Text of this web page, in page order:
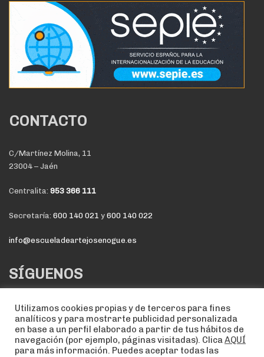
CONTACTO
C/Martínez Molina, 11
23004 – Jaén
Centralita: 953 366 111
Secretaría: 600 140 021 y 600 140 022
info@escueladeartejosenogue.es
SÍGUENOS
Utilizamos cookies propias y de terceros para fines
analíticos y para mostrarte publicidad personalizada
en base a un perfil elaborado a partir de tus hábitos de
navegación (por ejemplo, páginas visitadas). ClicaAQUÍ
para más información. Puedes aceptar todas las